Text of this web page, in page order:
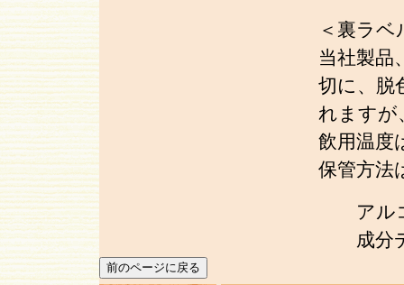
＜裏ラ
当社製品
切に、脱
れますが
飲用温
保管方法
アルコ
成分デ